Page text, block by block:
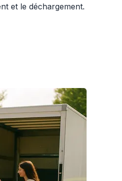
et le déchargement.